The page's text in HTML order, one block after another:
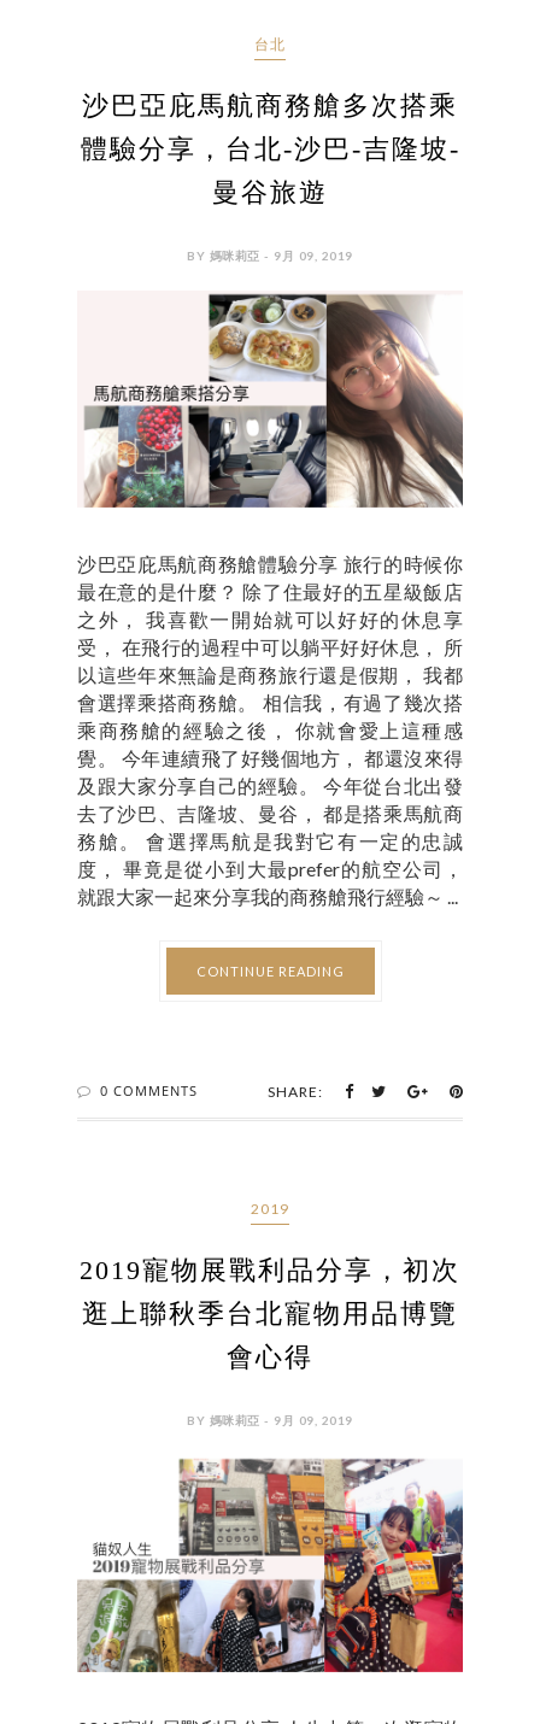
台北
沙巴亞庇馬航商務艙多次搭乘
體驗分享，台北-沙巴-吉隆坡-
曼谷旅遊
BY 媽咪莉亞 - 9月 09, 2019
沙巴亞庇馬航商務艙體驗分享 旅行的時候你
最在意的是什麼？ 除了住最好的五星級飯店
之外， 我喜歡一開始就可以好好的休息享
受， 在飛行的過程中可以躺平好好休息， 所
以這些年來無論是商務旅行還是假期， 我都
會選擇乘搭商務艙。 相信我，有過了幾次搭
乘商務艙的經驗之後， 你就會愛上這種感
覺。 今年連續飛了好幾個地方， 都還沒來得
及跟大家分享自己的經驗。 今年從台北出發
去了沙巴、吉隆坡、曼谷， 都是搭乘馬航商
務艙。 會選擇馬航是我對它有一定的忠誠
度， 畢竟是從小到大最prefer的航空公司，
就跟大家一起來分享我的商務艙飛行經驗～ ...
CONTINUE READING
0 COMMENTS SHARE:
2019
2019寵物展戰利品分享，初次
逛上聯秋季台北寵物用品博覽
會心得
BY 媽咪莉亞 - 9月 09, 2019